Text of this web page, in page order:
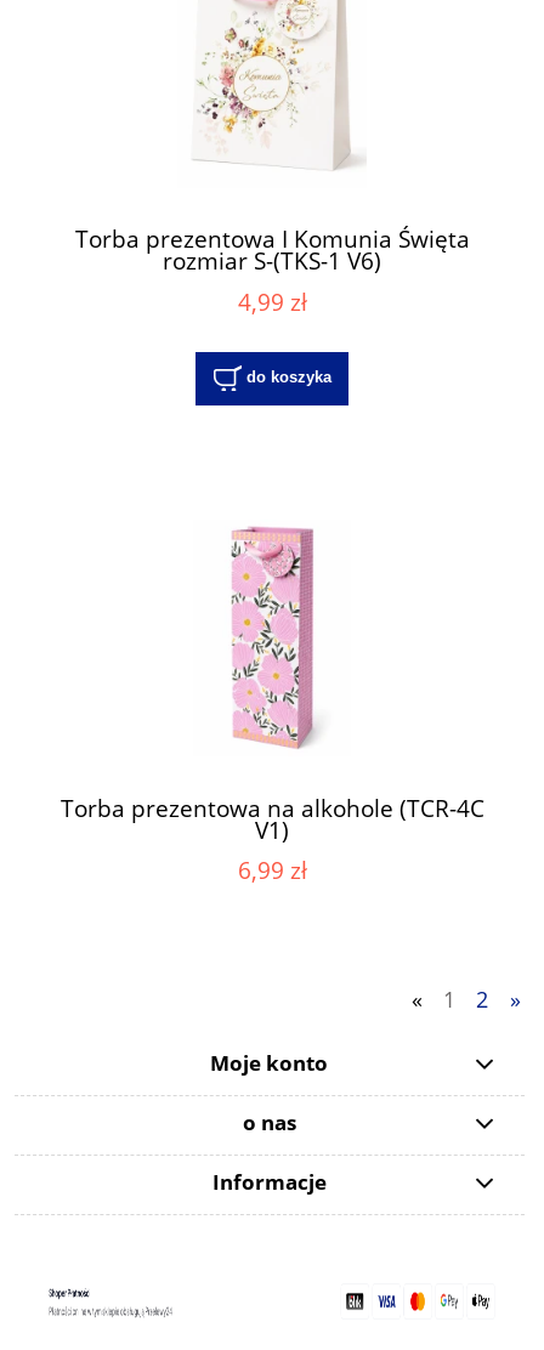
Torba prezentowa I Komunia Święta
rozmiar S-(TKS-1 V6)
4,99 zł
do koszyka
Torba prezentowa na alkohole (TCR-4C
V1)
6,99 zł
« 1 2 »
Moje konto
o nas
Informacje